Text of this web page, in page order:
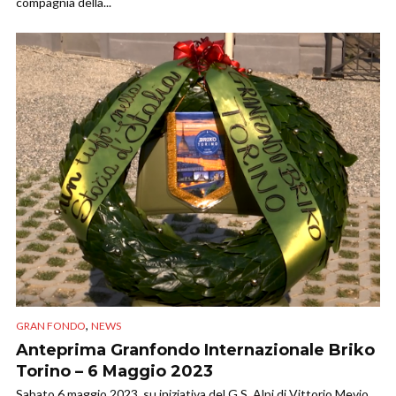
GRAN FONDO, NEWS
Anteprima Granfondo Internazionale Briko
Torino – 6 Maggio 2023